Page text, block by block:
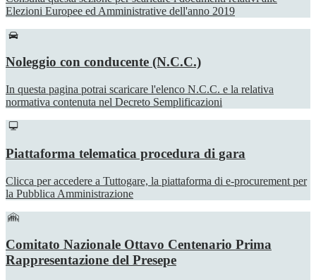
Elezioni Europee ed Amministrative dell'anno 2019
Noleggio con conducente (N.C.C.)
In questa pagina potrai scaricare l'elenco N.C.C. e la relativa
normativa contenuta nel Decreto Semplificazioni
Piattaforma telematica procedura di gara
Clicca per accedere a Tuttogare, la piattaforma di e-procurement per
la Pubblica Amministrazione
Comitato Nazionale Ottavo Centenario Prima
Rappresentazione del Presepe